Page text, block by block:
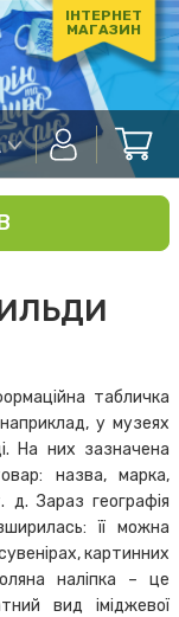
ІНТЕРНЕТ
МАГАЗИН
табличка
у музеях
На них зазначена
назва, марка,
д. Зараз географія
її можна
картинних
наліпка – це
вид іміджевої